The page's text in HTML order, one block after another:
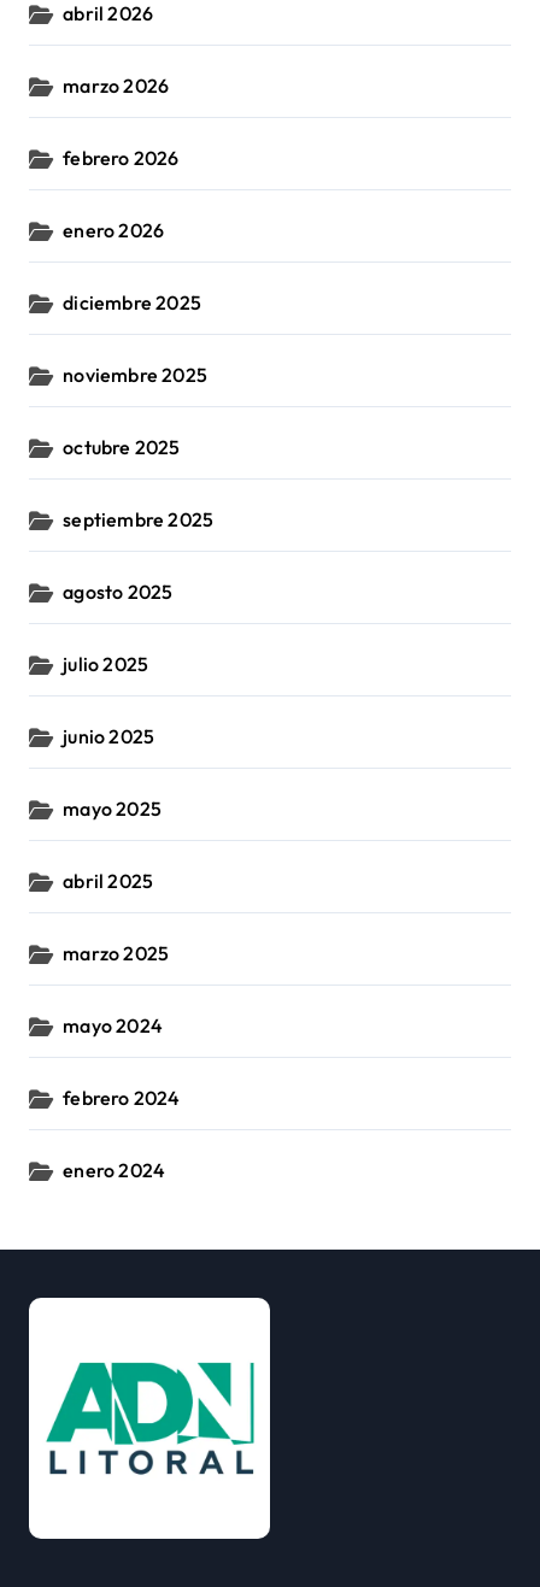
abril 2026
marzo 2026
febrero 2026
enero 2026
diciembre 2025
noviembre 2025
octubre 2025
septiembre 2025
agosto 2025
julio 2025
junio 2025
mayo 2025
abril 2025
marzo 2025
mayo 2024
febrero 2024
enero 2024